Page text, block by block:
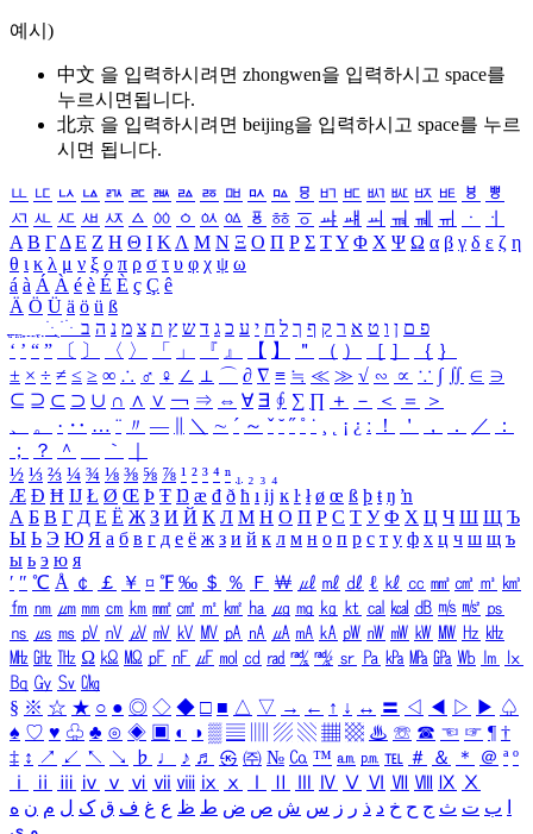
예시)
中文 을 입력하시려면 zhongwen을 입력하시고 space를
누르시면됩니다.
北京 을 입력하시려면 beijing을 입력하시고 space를 누르
시면 됩니다.
ㅥ ㅦ ㅧ ㅨ ㅩ ㅪ ㅫ ㅬ ㅭ ㅮ ㅯ ㅰ ㅱ ㅲ ㅳ ㅴ ㅵ ㅶ ㅷ ㅸ
ㅹ
ㅺ ㅻ ㅼ ㅽ ㅾ ㅿ ㆀ ㆁ ㆂ ㆃ ㆄ ㆅ ㆆ ㆇ ㆈ ㆉ ㆊ ㆋ ㆌ ㆍ
ㆎ
Α Β ΓΔ Ε Ζ Η Θ Ι ΚΛ Μ Ν Ξ Ο Π Ρ Σ ΤΥ Φ Χ Ψ Ω α β γ δ ε ζ η
θ ι κ λ μ ν ξ ο π ρ σ τ υ φ χ ψ ω
á à Á À é è É È ç Ç ê
Ä Ö Ü ä ö ü ß
ִֶֹ ֻּ ׁׂ פ ם ן ו ט א ר ק ף ך ל ח י ע כ ג ד ש ץ ת צ מ נ ה ב
‘ ’ “ ” 〔 〕 〈 〉 「 」 『 』 【 】 ＂ （ ） ［ ］ ｛ ｝
± × ÷ ≠ ≤ ≥ ∞ ∴ ♂ ♀ ∠ ⊥ ⌒ ∂ ∇ ≡ ≒ ≪ ≫ √ ∽ ∝ ∵ ∫ ∬ ∈ ∋
⊆ ⊇ ⊂ ⊃ ∪ ∩ ∧ ∨ ￢ ⇒ ⇔ ∀ ∃ ∮ ∑ ∏ ＋ － ＜ ＝
＞
、
。 · ‥ … ¨ 〃 ― ＼ ∼ ´ ～ ˇ ˘ ˝ ˚ ˙ ¸ ¡ ¿ ː ！ ＇ ， ． ／
：
；
？ ＾ ｀
½ ⅓ ⅔ ¼ ¾ ⅛ ⅜ ⅝ ⅞ ¹ ² ³ ⁴ ⁿ ₁ ₂ ₃ ₄
Æ Ð Ħ Ĳ Ł Ø Œ Þ Ŧ Ŋ æ đ ð ħ ı ĳ ĸ ŀ ł ø œ ß þ ŧ ŋ ŉ
А Б В Г Д Е Ё Ж З И Й К Л М Н О П Р С Т У Ф Х Ц Ч Ш Щ Ъ
Ы Ь Э Ю Я а б в г д е ё ж з и й к л м н о п р с т у ф х ц ч ш щ ъ
ы ь э ю я
′ ″ ℃ Å ￠ ￡ ￥ ¤ ℉ ‰ ＄ ％ Ｆ ￦ ㎕ ㎖ ㎗ ℓ ㎘ ㏄ ㎣ ㎤ ㎥ ㎦
㎙ ㎚ ㎛ ㎜ ㎝ ㎞ ㎟ ㎠ ㎡ ㎢ ㏊ ㎍ ㎎ ㎏ ㏏ ㎈ ㎉ ㏈ ㎧ ㎨ ㎰
㎱ ㎲ ㎳ ㎴ ㎵ ㎶ ㎷ ㎸ ㎹ ㎀ ㎁ ㎂ ㎃ ㎄ ㎺ ㎻ ㎽ ㎾ ㎿ ㎐ ㎑
㎒ ㎓ ㎔ Ω ㏀ ㏁ ㎊ ㎋ ㎌ ㏖ ㏅ ㎭ ㎮ ㎯ ㏛ ㎩ ㎪ ㎫ ㎬ ㏝ ㏐
㏓
㏃ ㏉ ㏜ ㏆
§ ※ ☆ ★ ○ ● ◎ ◇ ◆ □ ■ △ ▽ → ← ↑ ↓ ↔ 〓 ◁ ◀ ▷ ▶ ♤
♠ ♡ ♥ ♧ ♣ ⊙ ◈ ▣ ◐ ◑ ▒ ▤ ▨ ▧ ▦ ▩ ♨ ☏ ☎ ☜ ☞ ¶ †
‡ ↕ ↗ ↙ ↖ ↘ ♭ ♩ ♪ ♬ ㉿ ㈜ № ㏇ ™ ㏂ ㏘ ℡ ＃ ＆ ＊ ＠ ª º
ⅰ
ⅱ ⅲ ⅳ ⅴ ⅵ ⅶ ⅷ ⅸ ⅹ Ⅳ Ⅴ Ⅵ Ⅶ Ⅷ Ⅸ Ⅹ
ب ت ث ج ح خ د ذ ر ز س ش ص ض ط ظ ع غ ف ق ک ل م ن ه